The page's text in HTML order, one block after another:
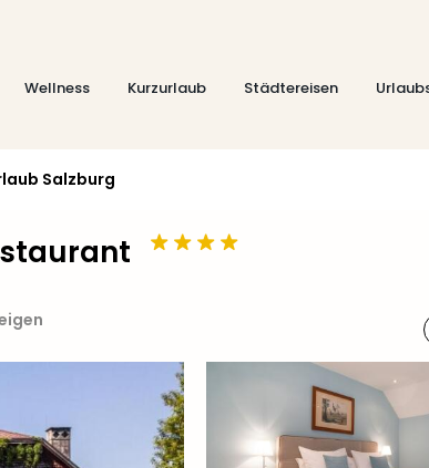
Wellness Kurzurlaub Städtereisen
Salzburg